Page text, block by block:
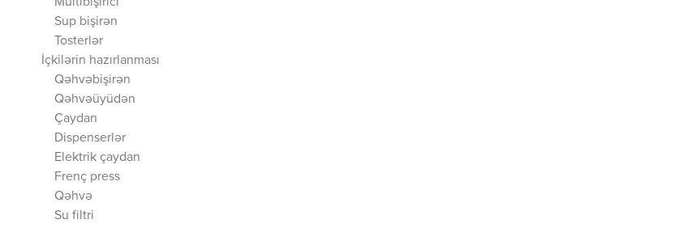
Sup bişirən
Tosterlər
İçkilərin hazırlanması
Qəhvəbişirən
Qəhvəüyüdən
Çaydan
Dispenserlər
Elektrik çaydan
Frenç press
Qəhvə
Su filtri